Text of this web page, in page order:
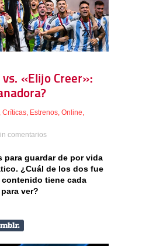
vs. «Elijo Creer»:
, Críticas, Estrenos, Online,
comentarios
para guardar de por vida
¿Cuál de los dos fue
tiene cada
ver?